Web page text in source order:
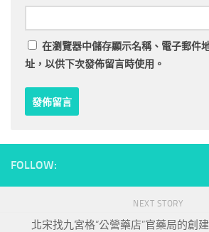
在瀏覽器中儲存顯示名稱、電子郵件
址，以供下次發佈留言時使用。
FOLLOW:
NEXT STORY
北宋找九宮格“公營藥店”官藥局的創